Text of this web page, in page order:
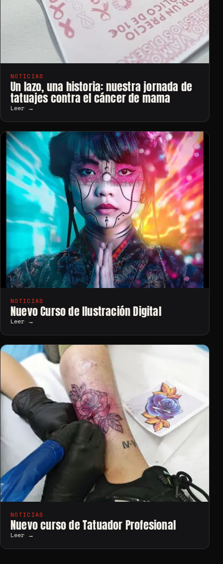
NOTICIAS
Un lazo, una historia: nuestra jornada de
tatuajes contra el cáncer de mama
Leer →
NOTICIAS
Nuevo Curso de Ilustración Digital
Leer →
NOTICIAS
Nuevo curso de Tatuador Profesional
Leer →